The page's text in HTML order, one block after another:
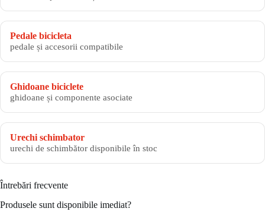
Pedale bicicleta
pedale și accesorii compatibile
Ghidoane biciclete
ghidoane și componente asociate
Urechi schimbator
urechi de schimbător disponibile în stoc
Întrebări frecvente
Produsele sunt disponibile imediat?